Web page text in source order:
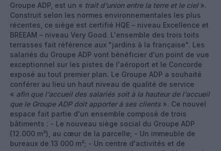
Groupe ADP, est un « trait d'union entre la terre et le ciel».
Construit selon les normes environnementales les plus
récentes, ce siège est certifié HQE – niveau Excellence et
BREEAM – niveau Very Good. L'ensemble des trois toits
terrasses fait référence aux "jardins à la française". Les
salariés du Groupe ADP vont bénéficier d'un point de vue
exceptionnel sur les pistes de l'aéroport et le Concorde
exposé au tout premier plan. Le Groupe ADP a souhaité
conférer au lieu un haut niveau de qualité de service
« afin que l'accueil des salariés soit à la hauteur de l'accueil
que le Groupe ADP doit apporter à ses clients ». Ce nouvel
espace fait partie d'un ensemble composé de trois
bâtiments : - Le nouveau siège social du Groupe ADP
(12.000 m²), au cœur de la parcelle; - Un immeuble de
bureaux de 13 000 m²; - Un centre d'activités et de